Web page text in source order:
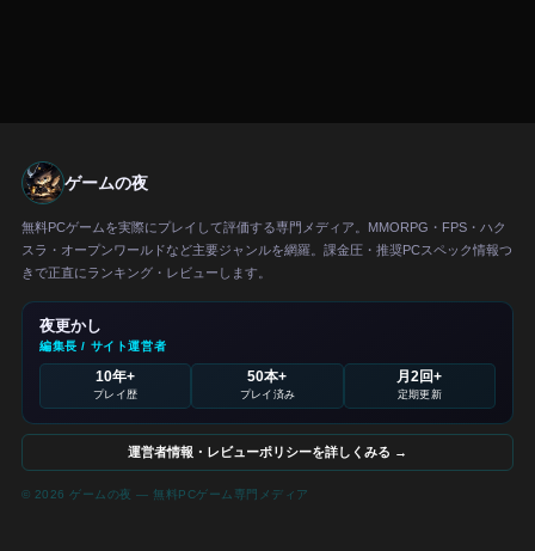
ゲームの夜
無料PCゲームを実際にプレイして評価する専門メディア。MMORPG・FPS・ハク
スラ・オープンワールドなど主要ジャンルを網羅。課金圧・推奨PCスペック情報つ
きで正直にランキング・レビューします。
夜更かし
編集長 / サイト運営者
10年+
プレイ歴
50本+
プレイ済み
月2回+
定期更新
運営者情報・レビューポリシーを詳しくみる →
© 2026 ゲームの夜 — 無料PCゲーム専門メディア